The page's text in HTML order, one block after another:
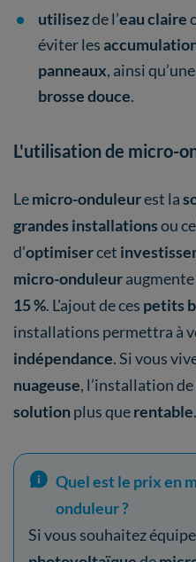
utilisezde l’eau claire
éviter les
panneaux, ainsi qu’une
brosse douce.
L'utilisation de micro-
Lemicro-onduleurest la
grandes installationsou
d’optimisercet
micro-onduleuraugmente
15 %. L'ajout de ces petits
installations permettra à
indépendance. Si vous
nuageuse, l’installation de
solutionplus querentable.
Quel est le prix en
onduleur ?
Si vous souhaitez